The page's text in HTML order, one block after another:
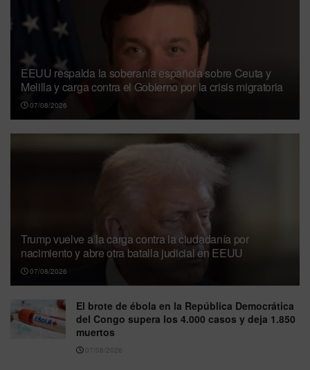
EEUU respalda la soberanía española sobre Ceuta y
Melilla y carga contra el Gobierno por la crisis migratoria
07/08/2026
Trump vuelve a la carga contra la ciudadanía por
nacimiento y abre otra batalla judicial en EEUU
07/08/2026
El brote de ébola en la República Democrática
del Congo supera los 4.000 casos y deja 1.850
muertos
07/08/2026